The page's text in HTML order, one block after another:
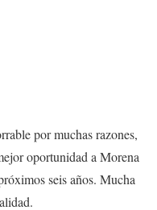
por muchas razones,
oportunidad a Morena
seis años. Mucha